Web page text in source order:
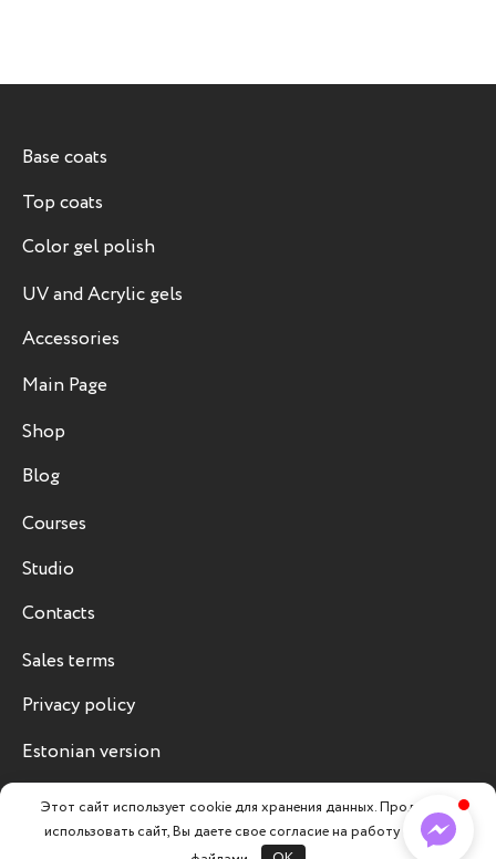
Base coats
Top coats
Color gel polish
UV and Acrylic gels
Accessories
Main Page
Shop
Blog
Courses
Studio
Contacts
Sales terms
Privacy policy
Estonian version
Этот сайт использует cookie для хранения данных. Продолжая
использовать сайт, Вы даете свое согласие на работу с этими